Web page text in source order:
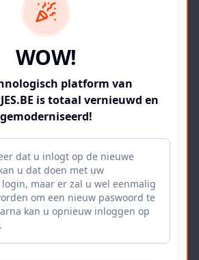
SUPERKOOPJES.BE
Geverifieerd
Iepers Kwartier
Ieper, BE
WOW!
platform van
is totaal vernieuwd en
gemoderniseerd!
dat u inlogt op de nieuwe
u dat doen met uw
maar er zal u wel eenmalig
om een nieuw paswoord te
kan u opnieuw inloggen op